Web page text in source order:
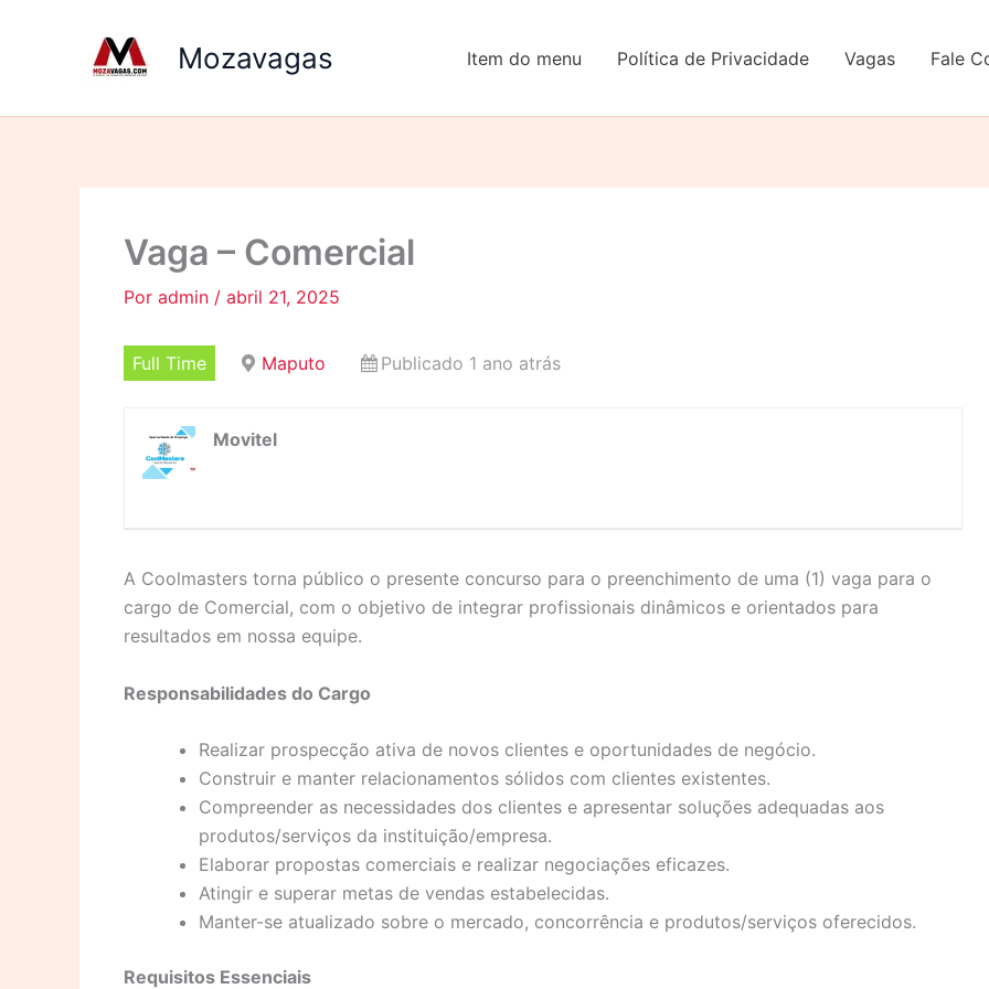
Mozavagas Item do menu Política de Privacidade Vagas Fale
Vaga – Comercial
Por admin / abril 21, 2025
Full Time Maputo Publicado 1 ano atrás
Movitel
A Coolmasters torna público o presente concurso para o preenchimento de uma (1) vaga para o
cargo de Comercial, com o objetivo de integrar profissionais dinâmicos e orientados para
resultados em nossa equipe.
Responsabilidades do Cargo
Realizar prospecção ativa de novos clientes e oportunidades de negócio.
Construir e manter relacionamentos sólidos com clientes existentes.
Compreender as necessidades dos clientes e apresentar soluções adequadas aos
produtos/serviços da instituição/empresa.
Elaborar propostas comerciais e realizar negociações eficazes.
Atingir e superar metas de vendas estabelecidas.
Manter-se atualizado sobre o mercado, concorrência e produtos/serviços oferecidos.
Requisitos Essenciais